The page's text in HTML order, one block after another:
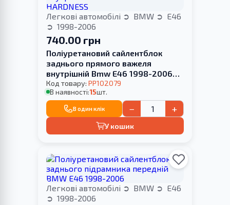
Легкові автомобілі BMW
E46
1998-2006
740.00 грн
Поліуретановий сайлентблок
заднього прямого важеля
внутрішній Bmw E46 1998-2006
HARDNESS
Код товару: PP102079
В наявності:15шт.
В один клік − +
У кошик
Легкові автомобілі BMW
E46
1998-2006